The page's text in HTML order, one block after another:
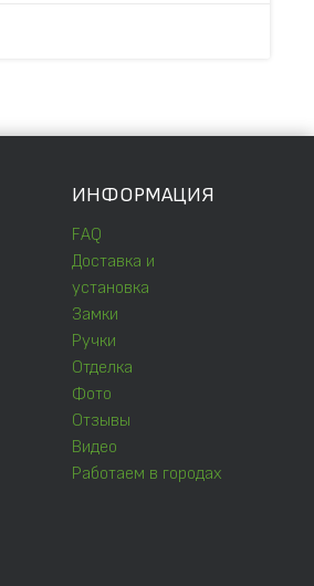
ИНФОРМАЦИЯ
FAQ
Доставка и
установка
Замки
Ручки
Отделка
Фото
Отзывы
Видео
Работаем в городах